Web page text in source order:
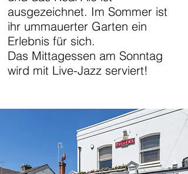
ausgezeichnet. Im Sommer ist
ihr ummauerter Garten ein
Erlebnis für sich.
Das Mittagessen am Sonntag
wird mit Live-Jazz serviert!